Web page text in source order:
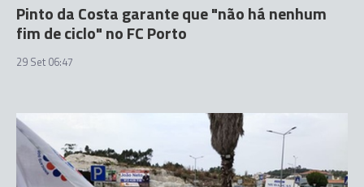
Pinto da Costa garante que "não há nenhum
fim de ciclo" no FC Porto
29 Set 06:47